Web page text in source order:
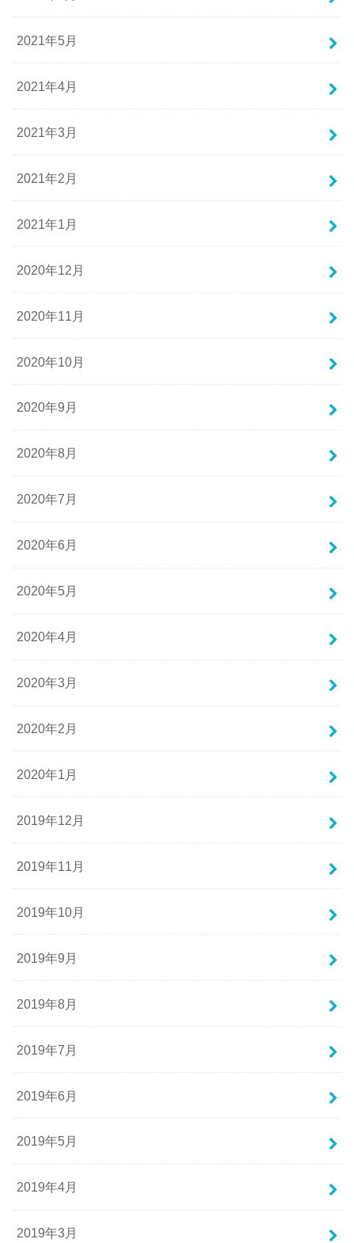
2021年5月
2021年4月
2021年3月
2021年2月
2021年1月
2020年12月
2020年11月
2020年10月
2020年9月
2020年8月
2020年7月
2020年6月
2020年5月
2020年4月
2020年3月
2020年2月
2020年1月
2019年12月
2019年11月
2019年10月
2019年9月
2019年8月
2019年7月
2019年6月
2019年5月
2019年4月
2019年3月